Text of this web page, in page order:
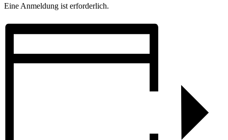
Eine Anmeldung ist erforderlich.